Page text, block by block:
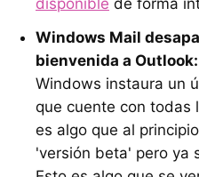
Windows Mail
bienvenida a Outlook:
Windows instaura un
que cuente con todas
es algo que al
'versión beta' pero ya